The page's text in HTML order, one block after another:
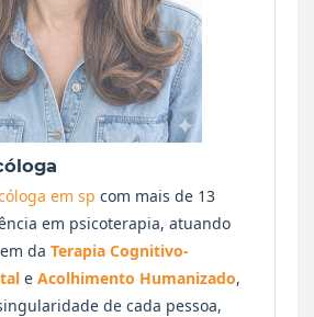
em sp com mais de 13
em psicoterapia, atuando
da Terapia Cognitivo-
e Acolhimento Humanizado,
de cada pessoa,